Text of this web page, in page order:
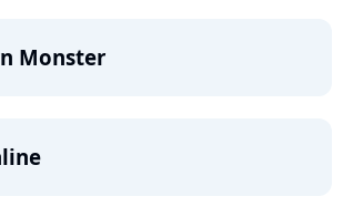
Monster